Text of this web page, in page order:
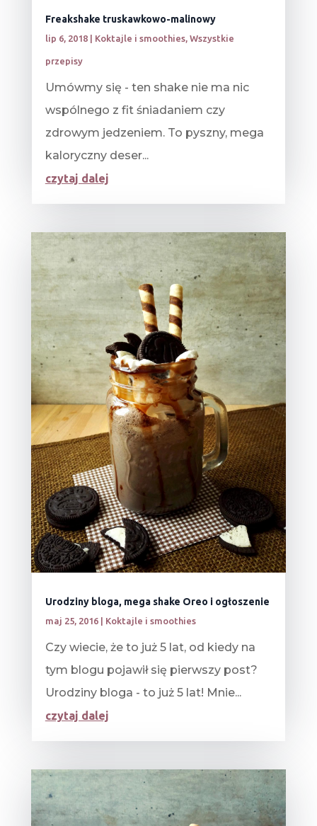
Freakshake truskawkowo-malinowy
lip 6, 2018| Koktajle i smoothies, Wszystkie
przepisy
Umówmy się - ten shake nie ma nic
wspólnego z fit śniadaniem czy
zdrowym jedzeniem. To pyszny, mega
kaloryczny deser...
czytaj dalej
Urodziny bloga, mega shake Oreo i ogłoszenie
maj 25, 2016| Koktajle i smoothies
Czy wiecie, że to już 5 lat, od kiedy na
tym blogu pojawił się pierwszy post?
Urodziny bloga - to już 5 lat! Mnie...
czytaj dalej